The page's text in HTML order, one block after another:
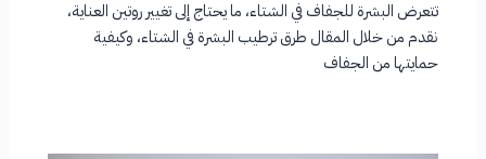
تتعرض البشرة للجفاف في الشتاء، ما يحتاج إلى تغيير روتين العناية،
نقدم من خلال المقال طرق ترطيب البشرة في الشتاء، وكيفية
حمايتها من الجفاف